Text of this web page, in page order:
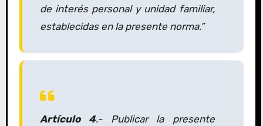
de interés personal y unidad familiar,
establecidas en la presente norma.”
Artículo 4.- Publicar la presente